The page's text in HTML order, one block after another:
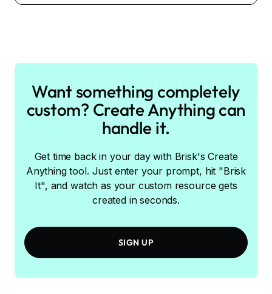
Want something completely
custom? Create Anything can
handle it.
Get time back in your day with Brisk's Create
Anything tool. Just enter your prompt, hit "Brisk
It", and watch as your custom resource gets
created in seconds.
SIGN UP